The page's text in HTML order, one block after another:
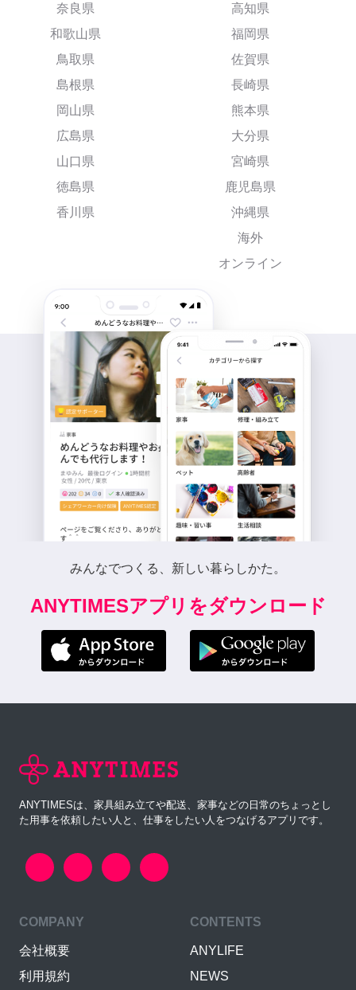
奈良県
和歌山県
鳥取県
島根県
岡山県
広島県
山口県
徳島県
香川県
高知県
福岡県
佐賀県
長崎県
熊本県
大分県
宮崎県
鹿児島県
沖縄県
海外
オンライン
みんなでつくる、新しい暮らしかた。
ANYTIMESアプリをダウンロード
ANYTIMESは、家具組み立てや配送、家事などの日常のちょっとし
た用事を依頼したい人と、仕事をしたい人をつなげるアプリです。
COMPANY
会社概要
利用規約
CONTENTS
ANYLIFE
NEWS